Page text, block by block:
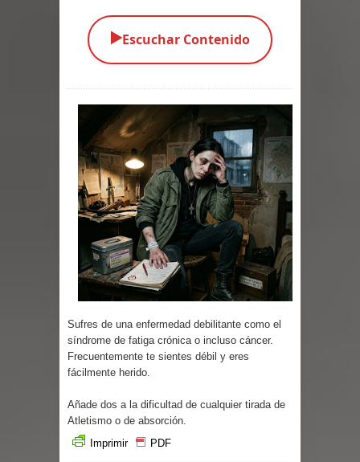
Parte 05: Los Horrores del Infierno
Parte 04: Oídos Sordos
Parte 02: Vuelve el Hijo Prodigo
Parte 01: El Comienzo
Parte 01: El Enemigo Interior
Exaltados y Muertos Vivientes
Los Muertos se Levantan (Relato)
Los Monstruos más Buscados
Cuentos
▶️Escuchar Contenido
Sufres de una enfermedad debilitante como el
síndrome de fatiga crónica o incluso cáncer.
Frecuentemente te sientes débil y eres
fácilmente herido.
Añade dos a la dificultad de cualquier tirada de
Atletismo o de absorción.
Imprimir
PDF